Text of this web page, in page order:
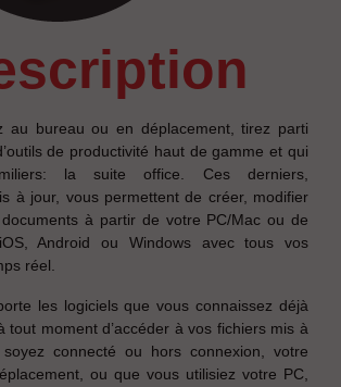
au bureau ou en déplacement, tirez parti
de productivité haut de gamme et qui
la suite office. Ces derniers,
à jour, vous permettent de créer, modifier
à partir de votre PC/Mac ou de
Android ou Windows avec tous vos
réel.
les logiciels que vous connaissez déjà
tout moment d’accéder à vos fichiers mis à
connecté ou hors connexion, votre
ou que vous utilisiez votre PC,